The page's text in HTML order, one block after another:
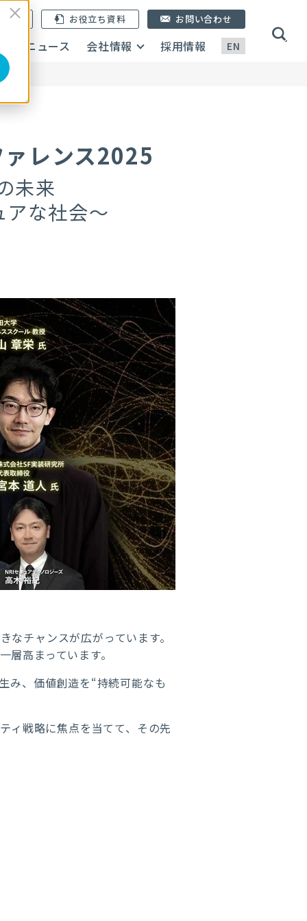
EN
録 お役立ち資料
ニュース 会社情報 採用情報
お問い合わせ
レンス2025
未来
な社会～
チャンスが広がっています。
高まっています。
み、価値創造を“持続可能なも
ィ戦略に焦点を当てて、その先